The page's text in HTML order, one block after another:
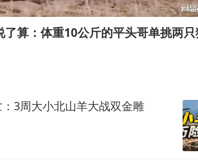
白天写作业晚上夜市炒粉
应日本将中国列为最大挑战
南太行山失联已超十天
算：体重10公斤的平头哥单挑两
3周大小北山羊大战双金雕